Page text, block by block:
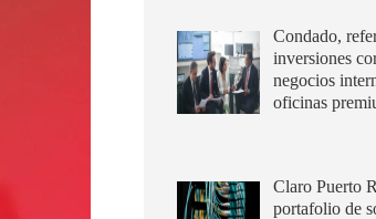
Condado,
inversiones
negocios
oficinas
Claro Puerto
portafolio de